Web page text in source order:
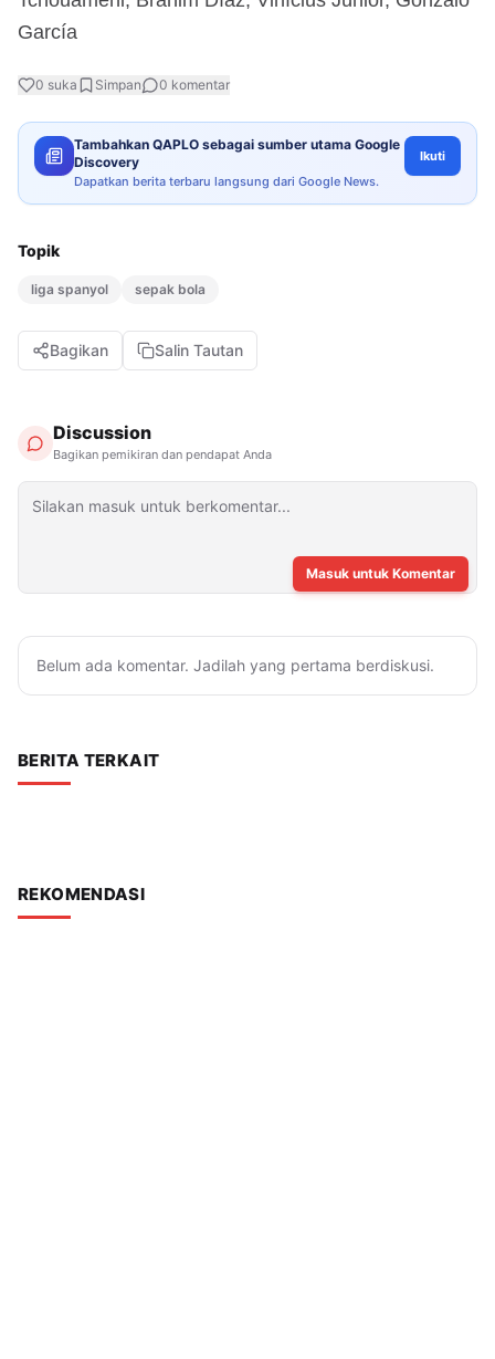
García
0 suka Simpan 0 komentar
Tambahkan QAPLO sebagai sumber utama Google
Discovery
Dapatkan berita terbaru langsung dari Google News.
Ikuti
Topik
liga spanyol sepak bola
Bagikan Salin Tautan
Discussion
Bagikan pemikiran dan pendapat Anda
Masuk untuk Komentar
Belum ada komentar. Jadilah yang pertama berdiskusi.
BERITA TERKAIT
REKOMENDASI